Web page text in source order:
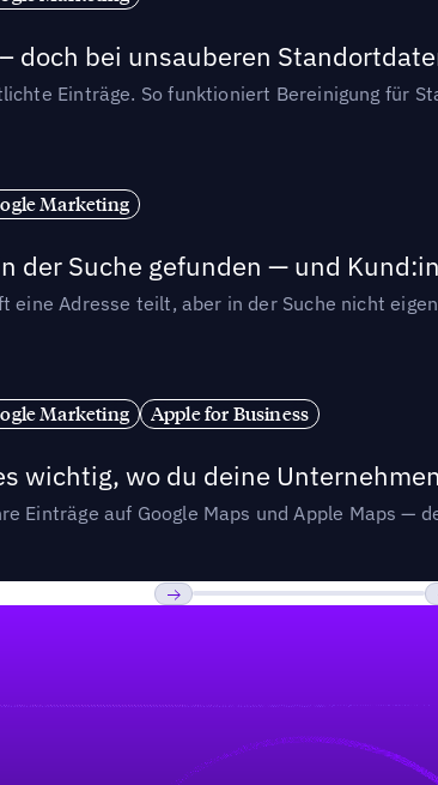
doch bei unsauberen
Einträge. So funktioniert Bereinigung für
Marketing
der Suche gefunden — und
eine Adresse teilt, aber in der Suche nicht
Marketing Apple for Business
wichtig, wo du deine
Einträge auf Google Maps und Apple Maps —